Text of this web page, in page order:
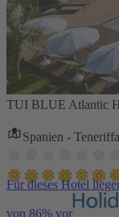
TUI BLUE Atlantic
Spanien -
Für dieses Hotel
von 86% vor